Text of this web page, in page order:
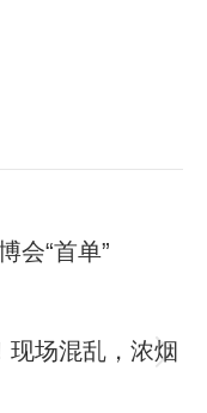
会“首单”
现场混乱，浓烟